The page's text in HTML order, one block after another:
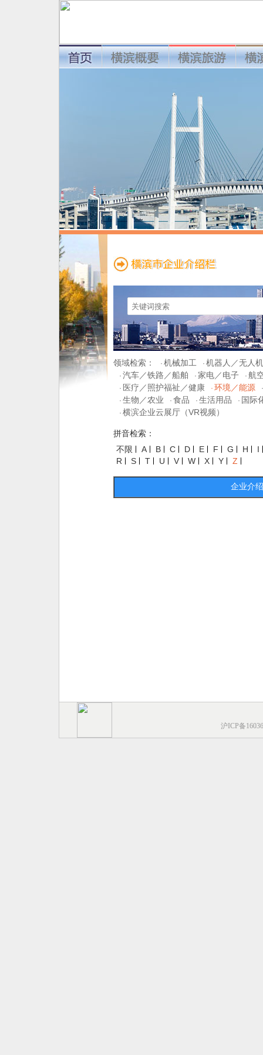
领域检索： · 机械加工 · 机器人／无人机
· 汽车／铁路／船舶 · 家电／电子 · 航
· 医疗／照护福祉／健康 · 环境／能源
·
· 生物／农业 · 食品 · 生活用品 · 国际
· 横滨企业云展厅（VR视频）
拼音检索：
不限
A B C D E F G H
I
R
S T U V W X Y Z
企业介绍
沪ICP备